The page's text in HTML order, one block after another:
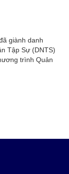
giành danh
Tập Sự (DNTS)
trình Quản